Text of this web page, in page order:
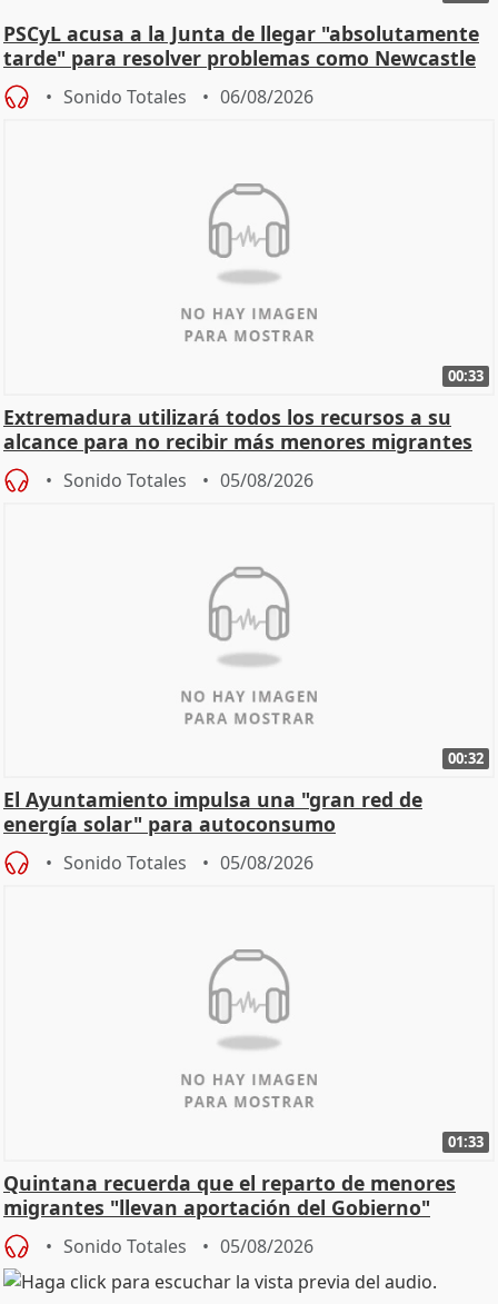
PSCyL acusa a la Junta de llegar "absolutamente
tarde" para resolver problemas como Newcastle
Sonido Totales 06/08/2026
00:33
Extremadura utilizará todos los recursos a su
alcance para no recibir más menores migrantes
Sonido Totales 05/08/2026
00:32
El Ayuntamiento impulsa una "gran red de
energía solar" para autoconsumo
Sonido Totales 05/08/2026
01:33
Quintana recuerda que el reparto de menores
migrantes "llevan aportación del Gobierno"
central
Sonido Totales 05/08/2026